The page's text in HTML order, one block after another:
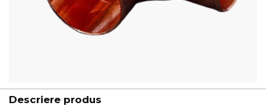
Descriere produs